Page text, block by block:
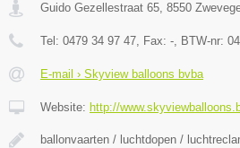
Guido Gezellestraat 65, 8550
Tel: 0479 34 97 47, Fax: -, BTW-nr:
E-mail › Skyview balloons bvba
Website: http://
ballonvaarten / luchtdopen /